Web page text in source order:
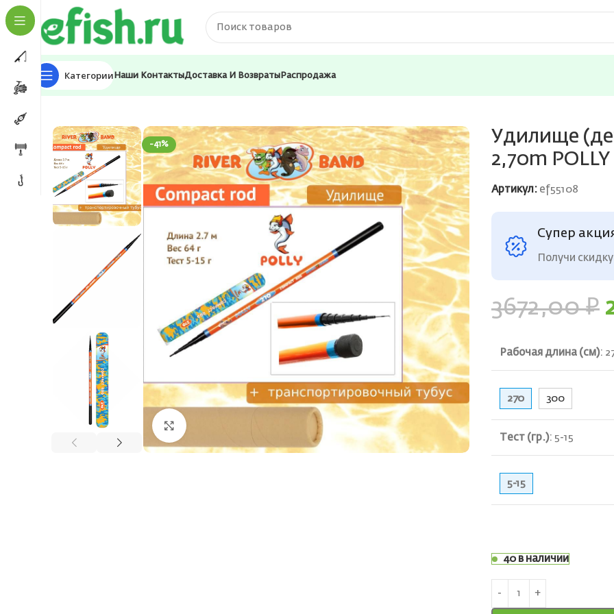
Категории Наши КонтактыДоставка И Возвраты Распродажа
Главная Удилища
-41%
Удилище
2,70m POLLY
Артикул: ef55108
Супер
Получи
3672,00₽
Рабочая длина (см):
270 300
Тест (гр.): 5-15
5-15
40 в наличии